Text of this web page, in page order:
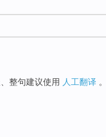
整句建议使用 人工翻译